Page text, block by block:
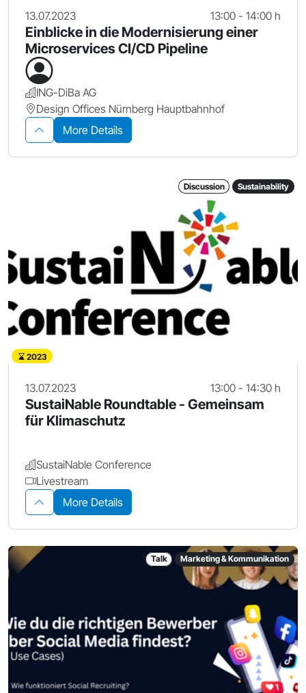
13.07.2023 13:00 - 14:00 h
Einblicke in die Modernisierung einer
Microservices CI/CD Pipeline
ING-DiBa AG
Design Offices Nürnberg Hauptbahnhof
More Details
Discussion Sustainability
2023
13.07.2023 13:00 - 14:30 h
SustaiNable Roundtable - Gemeinsam
für Klimaschutz
SustaiNable Conference
Livestream
More Details
Talk Marketing & Kommunikation